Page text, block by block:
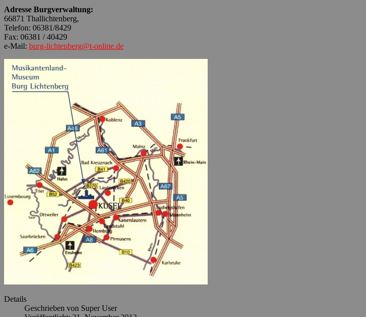
Adresse Burgverwaltung:
66871 Thallichtenberg,
Telefon: 06381/8429
Fax: 06381 / 40429
e-Mail: burg-lichtenberg@t-online.de
Details
Geschrieben von Super User